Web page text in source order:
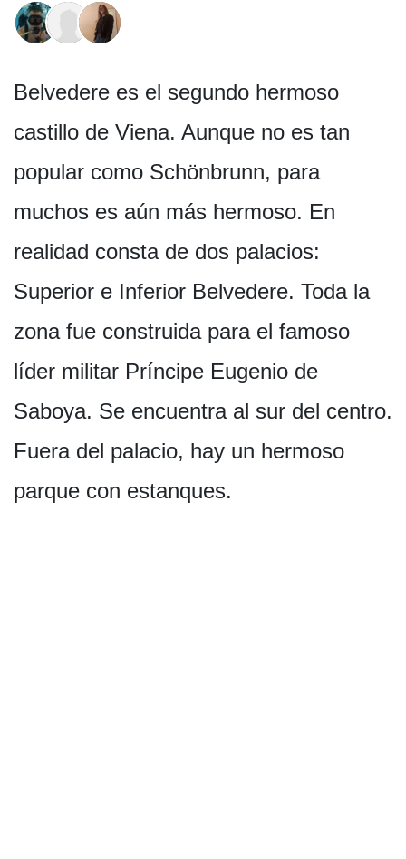
Belvedere es el segundo hermoso
castillo de Viena. Aunque no es tan
popular como Schönbrunn, para
muchos es aún más hermoso. En
realidad consta de dos palacios:
Superior e Inferior Belvedere. Toda la
zona fue construida para el famoso
líder militar Príncipe Eugenio de
Saboya. Se encuentra al sur del centro.
Fuera del palacio, hay un hermoso
parque con estanques.